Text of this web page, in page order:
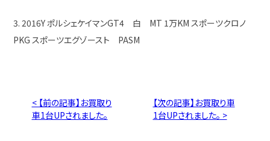
3. 2016Y ポルシェケイマンGT4 白 MT 1万KM スポーツクロノ
PKG スポーツエグゾースト PASM
< 【前の記事】お買取り
車1台UPされました。
【次の記事】お買取り車
1台UPされました。 >